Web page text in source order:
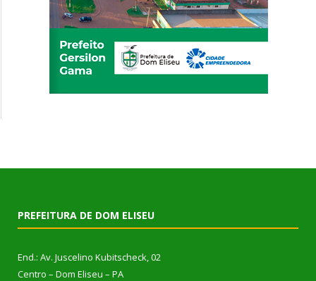
PREFEITURA DE DOM ELISEU
End.: Av. Juscelino Kubitscheck, 02
Centro – Dom Eliseu – PA